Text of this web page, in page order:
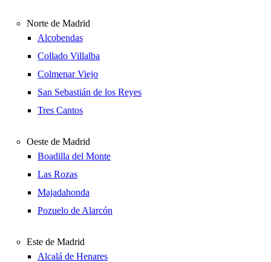
Norte de Madrid
Alcobendas
Collado Villalba
Colmenar Viejo
San Sebastián de los Reyes
Tres Cantos
Oeste de Madrid
Boadilla del Monte
Las Rozas
Majadahonda
Pozuelo de Alarcón
Este de Madrid
Alcalá de Henares